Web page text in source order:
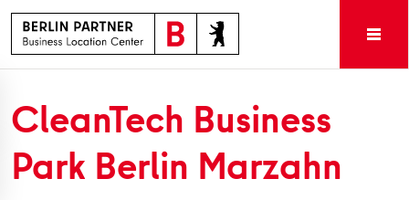
CleanTech Business
Park Berlin Marzahn